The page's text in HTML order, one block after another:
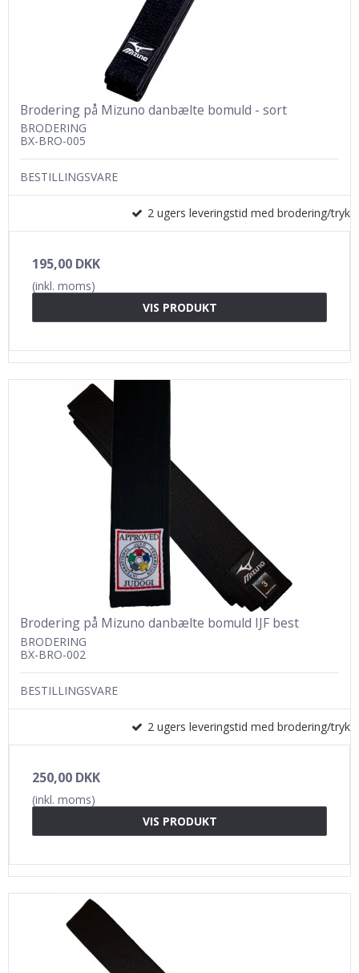
Brodering på Mizuno danbælte bomuld - sort
BRODERING
BX-BRO-005
BESTILLINGSVARE
2 ugers leveringstid med brodering/tryk
195,00 DKK
(inkl. moms)
VIS PRODUKT
Brodering på Mizuno danbælte bomuld IJF best
BRODERING
BX-BRO-002
BESTILLINGSVARE
2 ugers leveringstid med brodering/tryk
250,00 DKK
(inkl. moms)
VIS PRODUKT